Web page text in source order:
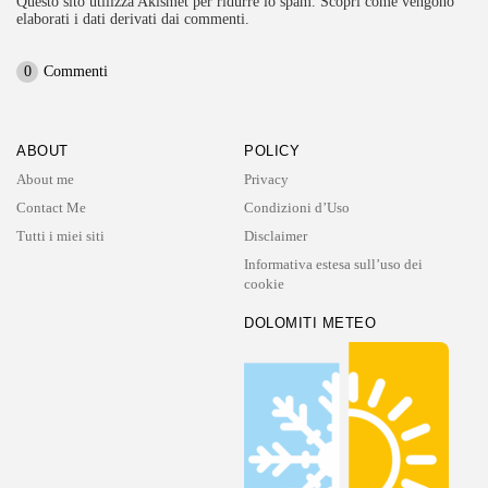
elaborati i dati derivati dai commenti
0 Commenti
ABOUT
About me
Contact Me
Tutti i miei siti
POLICY
Privacy
Condizioni d’Uso
Disclaimer
Informativa estesa sull’uso dei
cookie
DOLOMITI METEO